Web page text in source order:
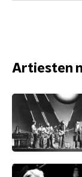
Artiesten